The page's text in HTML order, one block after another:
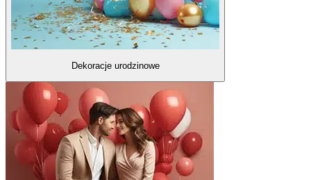
Dekoracje urodzinowe